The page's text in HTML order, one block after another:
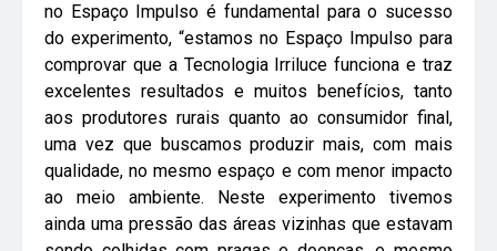
no Espaço Impulso é fundamental para o sucesso
do experimento, “estamos no Espaço Impulso para
comprovar que a Tecnologia Irriluce funciona e traz
excelentes resultados e muitos benefícios, tanto
aos produtores rurais quanto ao consumidor final,
uma vez que buscamos produzir mais, com mais
qualidade, no mesmo espaço e com menor impacto
ao meio ambiente. Neste experimento tivemos
ainda uma pressão das áreas vizinhas que estavam